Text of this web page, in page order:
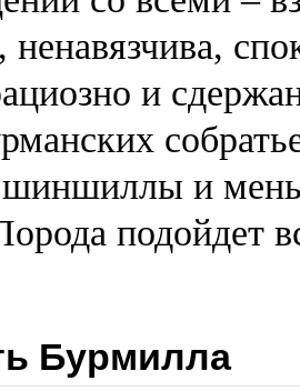
ненавязчива,
и
и
подойдет
Бурмилла